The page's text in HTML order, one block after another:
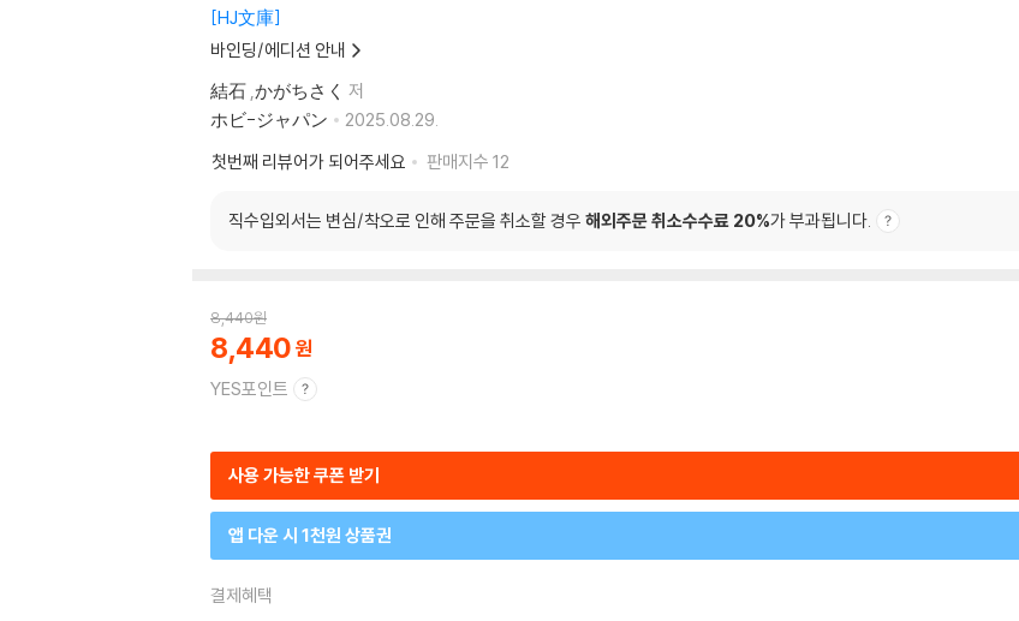
HJ文庫
바인딩/에디션 안내
結石 ,かがちさく 저
ホビ-ジャパン
2025.08.29.
첫번째 리뷰어가 되어주세요
판매지수 12
직수입외서는 변심/착오로 인해 주문을 취소할 경우 해외주문 취소수수료 20%가 부과됩니다.
8,440원
8,440
YES포인트
사용 가능한 쿠폰 받기
앱 다운 시 1천원 상품권
결제혜택